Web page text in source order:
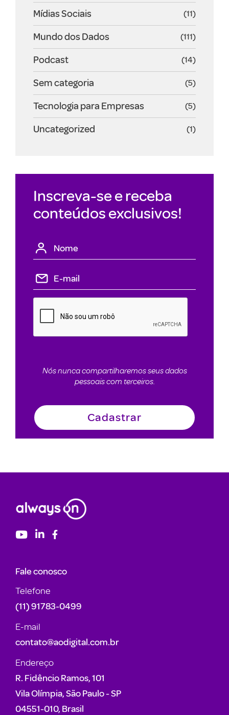
Mídias Sociais (11)
Mundo dos Dados (111)
Podcast (14)
Sem categoria (5)
Tecnologia para Empresas (5)
Uncategorized (1)
Inscreva-se e receba
conteúdos exclusivos!
Nós nunca compartilharemos seus dados
pessoais com terceiros.
Fale conosco
Telefone
(11) 91783-0499
E-mail
contato@aodigital.com.br
Endereço
R. Fidêncio Ramos, 101
Vila Olímpia, São Paulo - SP
04551-010, Brasil